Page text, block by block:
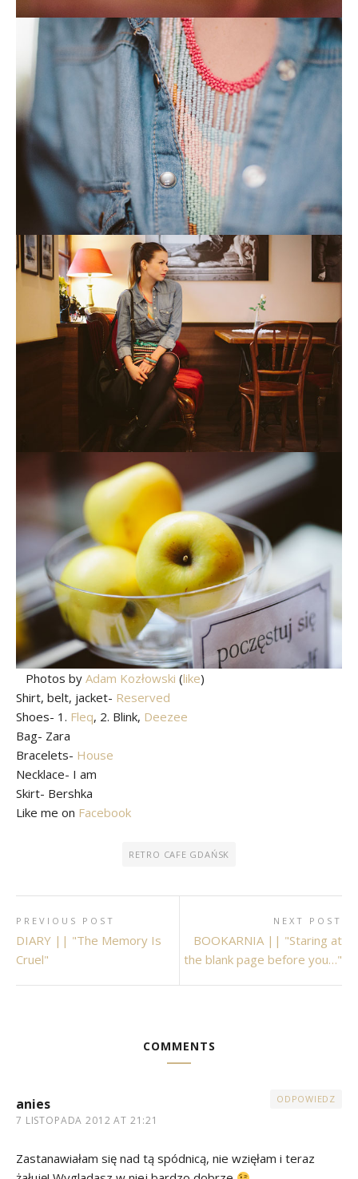
Photos by Adam Kozłowski (like)
Shirt, belt, jacket- Reserved
Shoes- 1. Fleq, 2. Blink, Deezee
Bag- Zara
Bracelets- House
Necklace- I am
Skirt- Bershka
Like me on Facebook
RETRO CAFE GDAŃSK
PREVIOUS POST
DIARY || "The Memory Is
Cruel"
NEXT POST
BOOKARNIA || "Staring at
the blank page before you…"
COMMENTS
anies
7 LISTOPADA 2012 AT 21:21
ODPOWIEDZ
Zastanawiałam się nad tą spódnicą, nie wzięłam i teraz